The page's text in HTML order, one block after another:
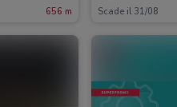
656 m Scade il 31/08